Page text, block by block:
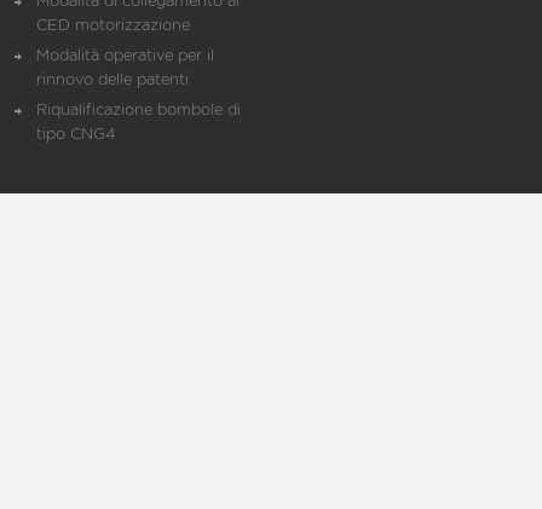
CED motorizzazione
Modalità operative per il
rinnovo delle patenti
Riqualificazione bombole di
tipo CNG4